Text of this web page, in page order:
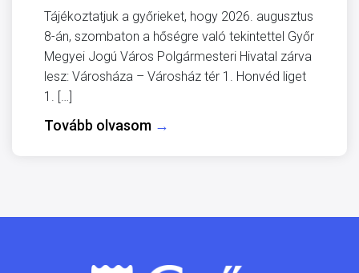
Tájékoztatjuk a győrieket, hogy 2026. augusztus
8-án, szombaton a hőségre való tekintettel Győr
Megyei Jogú Város Polgármesteri Hivatal zárva
lesz: Városháza – Városház tér 1. Honvéd liget
1. […]
Tovább olvasom →